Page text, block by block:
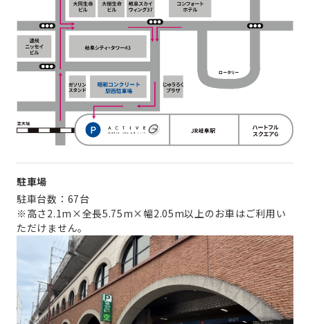
駐車場
駐車台数：67台
※高さ2.1m×全長5.75m×幅2.05m以上のお車はご利用い
ただけません。